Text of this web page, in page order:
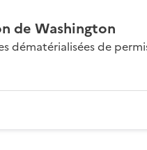
de Washington
dématérialisées de